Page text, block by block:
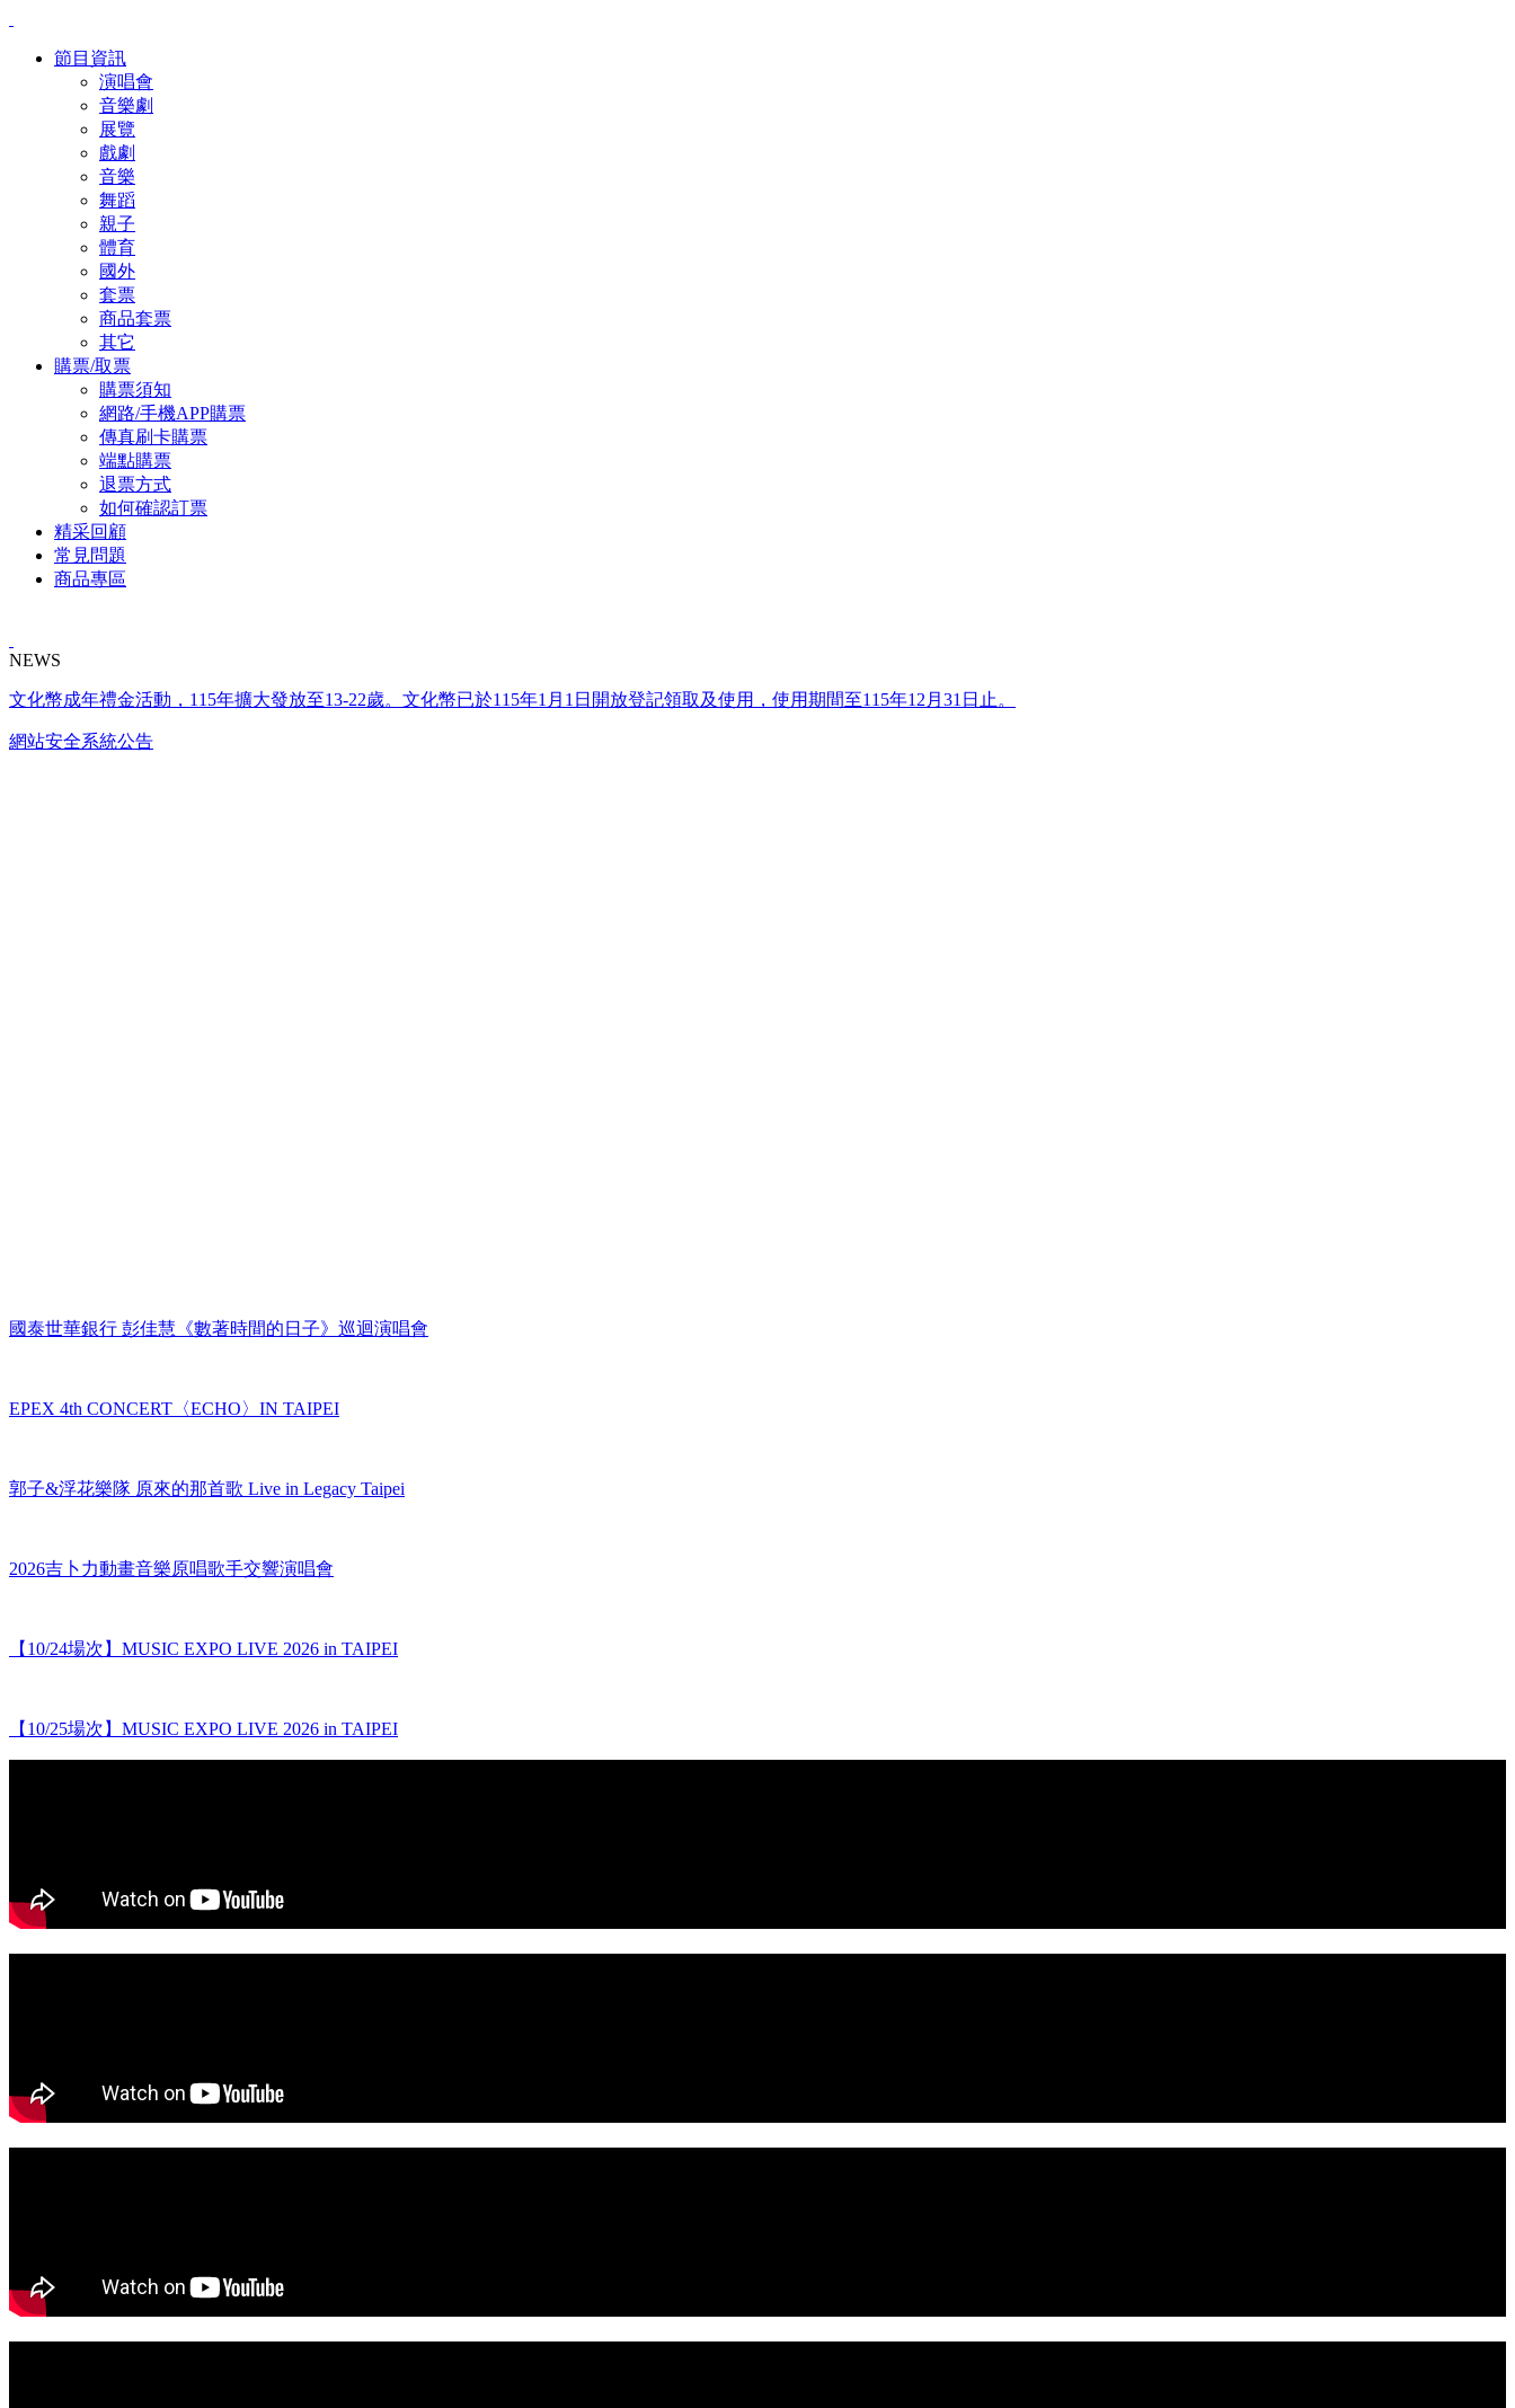
節目資訊
演唱會
音樂劇
展覽
戲劇
音樂
舞蹈
親子
體育
國外
套票
商品套票
其它
購票/取票
購票須知
網路/手機APP購票
傳真刷卡購票
端點購票
退票方式
如何確認訂票
精采回顧
常見問題
商品專區
NEWS
文化幣成年禮金活動，115年擴大發放至13-22歲。文化幣已於115年1月1日開放登記領取及使用，使用期間至115年12月31日止。
網站安全系統公告
國泰世華銀行 彭佳慧《數著時間的日子》巡迴演唱會
EPEX 4th CONCERT〈ECHO〉IN TAIPEI
郭子&浮花樂隊 原來的那首歌 Live in Legacy Taipei
2026吉卜力動畫音樂原唱歌手交響演唱會